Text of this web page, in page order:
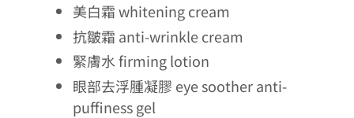
美白霜 whitening cream
抗皺霜 anti-wrinkle cream
緊膚水 firming lotion
眼部去浮腫凝膠 eye soother anti-
puffiness gel